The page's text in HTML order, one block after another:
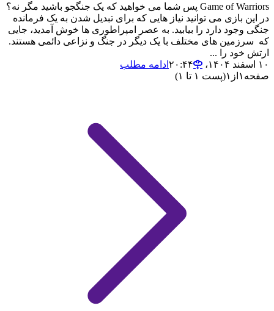
Game of Warriors پس شما می خواهید که یک جنگجو باشید مگر نه؟
در این بازی می توانید نیاز هایی که برای تبدیل شدن به یک فرمانده
جنگی وجود دارد را بیابید. به عصر امپراطوری ها خوش آمدید، جایی
که سرزمین های مختلف با یک دیگر در جنگ و نزاعی دائمی هستند.
ارتش خود را ...
۱۰ اسفند ۱۴۰۴،‏ ۲۰:۴۴
ادامه مطلب
صفحه ۱ از ۱(پست ۱ تا ۱)